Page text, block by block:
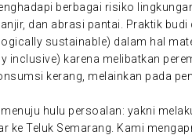
berbagai risiko
dan abrasi pantai. Praktik
sustainable) dalam hal
inclusive) karena melibatkan
kerang, melainkan pada
hulu persoalan: yakni
ke Teluk Semarang. Kami